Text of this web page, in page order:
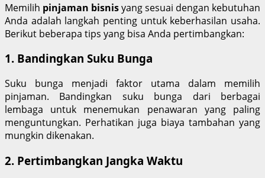
Memilih pinjaman bisnisyang sesuai dengan kebutuhan
Anda adalah langkah penting untuk keberhasilan usaha.
Berikut beberapa tips yang bisa Anda pertimbangkan:
1. Bandingkan Suku Bunga
Suku bunga menjadi faktor utama dalam memilih
pinjaman. Bandingkan suku bunga dari berbagai
lembaga untuk menemukan penawaran yang paling
menguntungkan. Perhatikan juga biaya tambahan yang
mungkin dikenakan.
2. Pertimbangkan Jangka Waktu